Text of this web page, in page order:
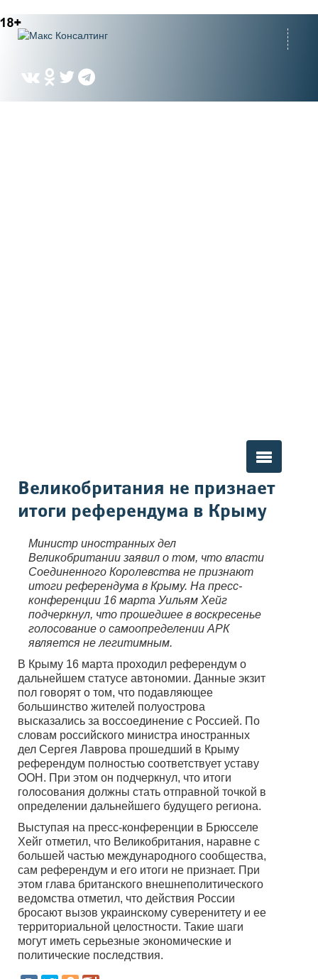
Вы здесь
Великобритания не признает
итоги референдума в Крыму
Министр иностранных дел
Великобритании заявил о том, что власти
Соединенного Королевства не признают
итоги референдума в Крыму. На пресс-
конференции 16 марта Уильям Хейг
подчеркнул, что прошедшее в воскресенье
голосование о самоопределении АРК
является не легитимным.
В Крыму 16 марта проходил референдум о
дальнейшем статусе автономии. Данные экзит
пол говорят о том, что подавляющее
большинство жителей полуострова
высказались за воссоединение с Россией. По
словам российского министра иностранных
дел Сергея Лаврова прошедший в Крыму
референдум полностью соответствует уставу
ООН. При этом он подчеркнул, что итоги
голосования должны стать отправной точкой в
определении дальнейшего будущего региона.
Выступая на пресс-конференции в Брюсселе
Хейг отметил, что Великобритания, наравне с
большей частью международного сообщества,
сам референдум и его итоги не признает. При
этом глава британского внешнеполитического
ведомства отметил, что действия России
бросают вызов украинскому суверенитету и ее
территориальной целостности. Такие шаги
могут иметь серьезные экономические и
политические последствия.